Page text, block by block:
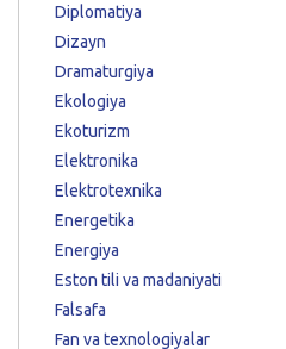
Diplomatiya
Dizayn
Dramaturgiya
Ekologiya
Ekoturizm
Elektronika
Elektrotexnika
Energetika
Energiya
Eston tili va madaniyati
Falsafa
Fan va texnologiyalar